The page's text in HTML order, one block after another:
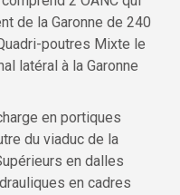
de la Garonne de 240
poutres Mixte le
latéral à la Garonne
en portiques
du viaduc de la
en dalles
en cadres